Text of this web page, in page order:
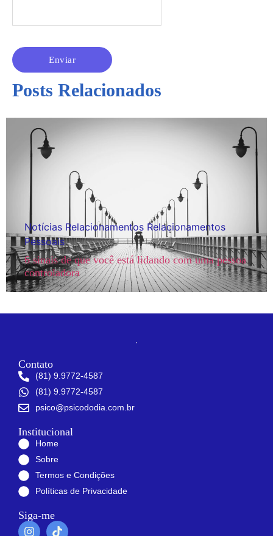
Posts Relacionados
Notícias Relacionamentos Relacionamentos
Pessoais
6 sinais de que você está lidando com uma pessoa
controladora
Contato
(81) 9.9772-4587
(81) 9.9772-4587
psico@psicododia.com.br
Institucional
Home
Sobre
Termos e Condições
Políticas de Privacidade
Siga-me